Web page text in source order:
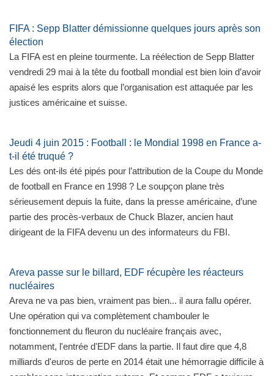
FIFA : Sepp Blatter démissionne quelques jours après son
élection
La FIFA est en pleine tourmente. La réélection de Sepp Blatter
vendredi 29 mai à la tête du football mondial est bien loin d’avoir
apaisé les esprits alors que l’organisation est attaquée par les
justices américaine et suisse.
Jeudi 4 juin 2015 : Football : le Mondial 1998 en France a-
t-il été truqué ?
Les dés ont-ils été pipés pour l’attribution de la Coupe du Monde
de football en France en 1998 ? Le soupçon plane très
sérieusement depuis la fuite, dans la presse américaine, d’une
partie des procès-verbaux de Chuck Blazer, ancien haut
dirigeant de la FIFA devenu un des informateurs du FBI.
Areva passe sur le billard, EDF récupère les réacteurs
nucléaires
Areva ne va pas bien, vraiment pas bien... il aura fallu opérer.
Une opération qui va complètement chambouler le
fonctionnement du fleuron du nucléaire français avec,
notamment, l'entrée d'EDF dans la partie. Il faut dire que 4,8
milliards d'euros de perte en 2014 était une hémorragie difficile à